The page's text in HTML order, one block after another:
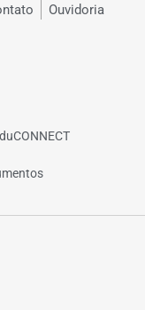
Ouvidoria